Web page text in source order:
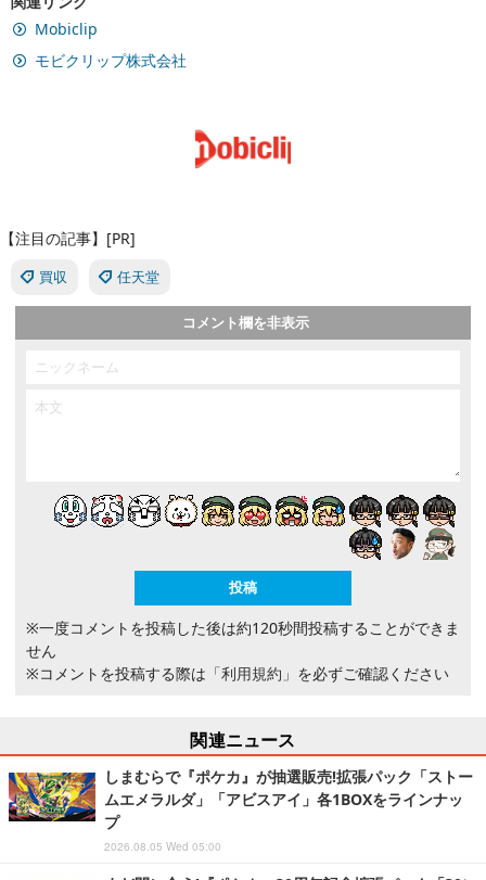
Mobiclip
モビクリップ株式会社
【注目の記事】[PR]
買収 任天堂
コメント欄を非表示
※一度コメントを投稿した後は約120秒間投稿することができま
せん
※コメントを投稿する際は 「利用規約」 を必ずご確認ください
関連ニュース
しまむらで『ポケカ』が抽選販売!拡張パック「ストー
ムエメラルダ」「アビスアイ」各1BOXをラインナッ
プ
2026.08.05 Wed 05:00